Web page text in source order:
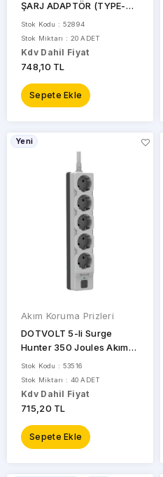
ŞARJ ADAPTÖR (TYPE-C)
Beyaz PPS ÖZELLİKLİ
Stok Kodu : 52894
Stok Miktarı : 20 ADET
Kdv Dahil Fiyat
748,10 TL
Sepete Ekle
Yeni
Akım Koruma Prizleri
DOTVOLT 5-li Surge
Hunter 350 Joules Akım
Koruma Prizi 1.5metre Gri
Stok Kodu : 53516
Stok Miktarı : 40 ADET
Kdv Dahil Fiyat
715,20 TL
Sepete Ekle